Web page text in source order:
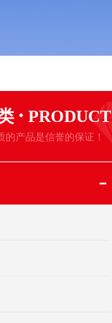
· PRODUCT
的产品是信誉的保证！